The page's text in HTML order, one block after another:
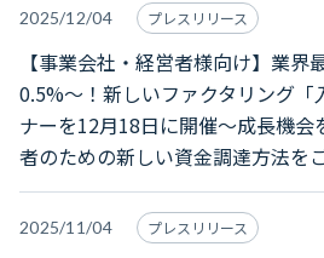
2025/12/04 プレスリリース
【事業会社・経営者様向け】業界
0.5%～！新しいファクタリング「
ナーを12月18日に開催～成長機会
者のための新しい資金調達方法を
2025/11/04 プレスリリース